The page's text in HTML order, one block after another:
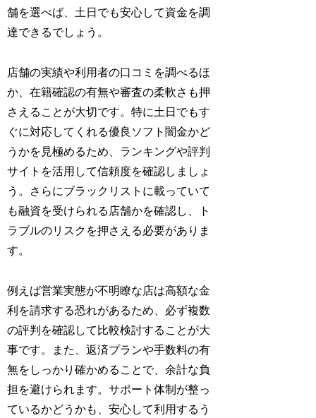
舗を選べば、土日でも安心して資金を調
達できるでしょう。
店舗の実績や利用者の口コミを調べるほ
か、在籍確認の有無や審査の柔軟さも押
さえることが大切です。特に土日でもす
ぐに対応してくれる優良ソフト闇金かど
うかを見極めるため、ランキングや評判
サイトを活用して信頼度を確認しましょ
う。さらにブラックリストに載っていて
も融資を受けられる店舗かを確認し、ト
ラブルのリスクを押さえる必要がありま
す。
例えば営業実態が不明瞭な店は高額な金
利を請求する恐れがあるため、必ず複数
の評判を確認して比較検討することが大
事です。また、返済プランや手数料の有
無をしっかり確かめることで、余計な負
担を避けられます。サポート体制が整っ
ているかどうかも、安心して利用するう